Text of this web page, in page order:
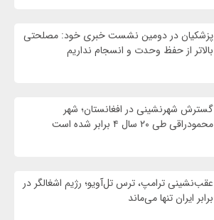
پزشکیان در دومین نشست خبری خود: مصلحتی
بالاتر از حفظ وحدت و انسجام نداریم
گسترش شهرنشینی در افغانستان؛ شهر
محمودراقی طی ۲۰ سال ۴ برابر شده است
عقب‌نشینی ترامپ، ترس تل‌آویو؛ رژیم اشغالگر در
برابر ایران تنها می‌ماند